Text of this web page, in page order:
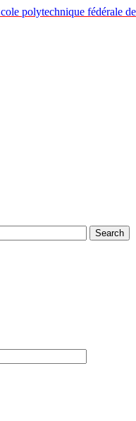
Search